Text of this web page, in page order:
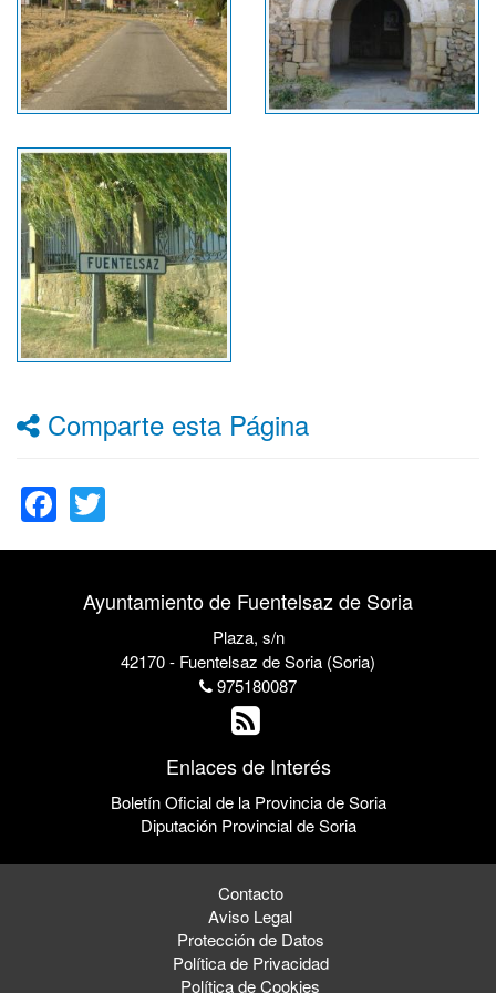
Comparte esta Página
Facebook
Ayuntamiento de Fuentelsaz de Soria
Plaza, s/n
42170 - Fuentelsaz de Soria (Soria)
975180087
Enlaces de Interés
Boletín Oficial de la Provincia de Soria
Diputación Provincial de Soria
Contacto
Aviso Legal
Protección de Datos
Política de Privacidad
Política de Cookies